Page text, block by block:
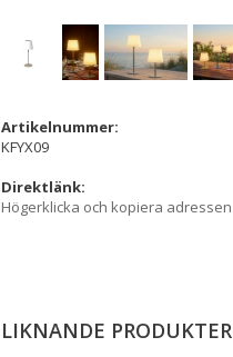
Artikelnummer:
KFYX09
Direktlänk:
Högerklicka och kopiera adressen
LIKNANDE PRODUKTER